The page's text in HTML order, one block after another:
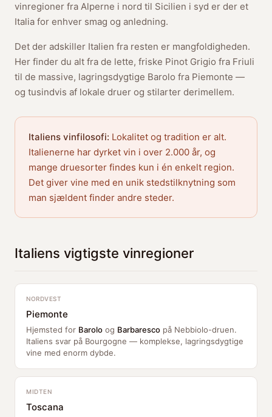
vinregioner fra Alperne i nord til Sicilien i syd er der et
Italia for enhver smag og anledning.
Det der adskiller Italien fra resten er mangfoldigheden.
Her finder du alt fra de lette, friske Pinot Grigio fra Friuli
til de massive, lagringsdygtige Barolo fra Piemonte —
og tusindvis af lokale druer og stilarter derimellem.
Italiens vinfilosofi: Lokalitet og tradition er alt.
Italienerne har dyrket vin i over 2.000 år, og
mange druesorter findes kun i én enkelt region.
Det giver vine med en unik stedstilknytning som
man sjældent finder andre steder.
Italiens vigtigste vinregioner
NORDVEST
Piemonte
Hjemsted for Barolo og Barbaresco på Nebbiolo-druen.
Italiens svar på Bourgogne — komplekse, lagringsdygtige
vine med enorm dybde.
MIDTEN
Toscana